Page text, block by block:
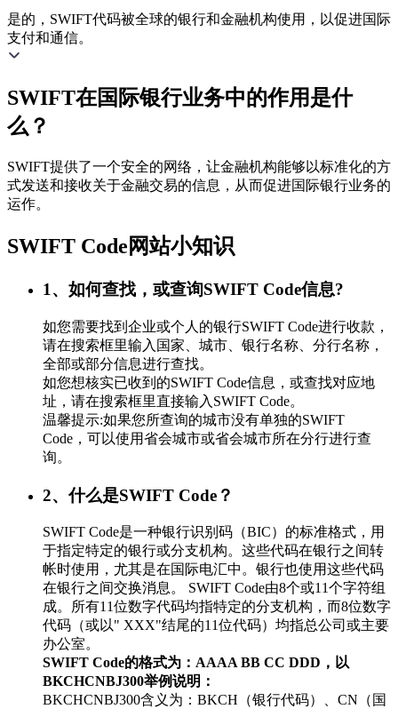
是的，SWIFT代码被全球的银行和金融机构使用，以促进国际
支付和通信。
SWIFT在国际银行业务中的作用是什
么？
SWIFT提供了一个安全的网络，让金融机构能够以标准化的方
式发送和接收关于金融交易的信息，从而促进国际银行业务的
运作。
SWIFT Code网站小知识
1、如何查找，或查询SWIFT Code信息?
如您需要找到企业或个人的银行SWIFT Code进行收款，
请在搜索框里输入国家、城市、银行名称、分行名称，
全部或部分信息进行查找。
如您想核实已收到的SWIFT Code信息，或查找对应地
址，请在搜索框里直接输入SWIFT Code。
温馨提示:如果您所查询的城市没有单独的SWIFT
Code，可以使用省会城市或省会城市所在分行进行查
询。
2、什么是SWIFT Code？
SWIFT Code是一种银行识别码（BIC）的标准格式，用
于指定特定的银行或分支机构。这些代码在银行之间转
帐时使用，尤其是在国际电汇中。银行也使用这些代码
在银行之间交换消息。 SWIFT Code由8个或11个字符组
成。所有11位数字代码均指特定的分支机构，而8位数字
代码（或以" XXX"结尾的11位代码）均指总公司或主要
办公室。
SWIFT Code的格式为：AAAA BB CC DDD，以
BKCHCNBJ300举例说明：
BKCHCNBJ300含义为：BKCH（银行代码）、CN（国